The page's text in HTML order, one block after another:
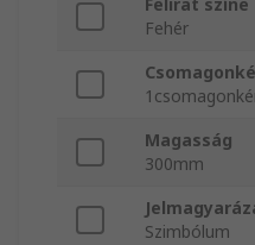
Felirat színe
Fehér
Magasság
300mm
Szimbólum